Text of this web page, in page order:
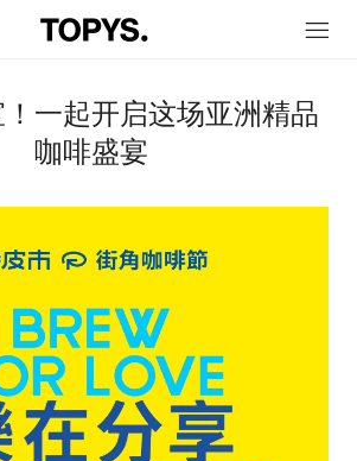
一起开启这场亚洲精品
咖啡盛宴